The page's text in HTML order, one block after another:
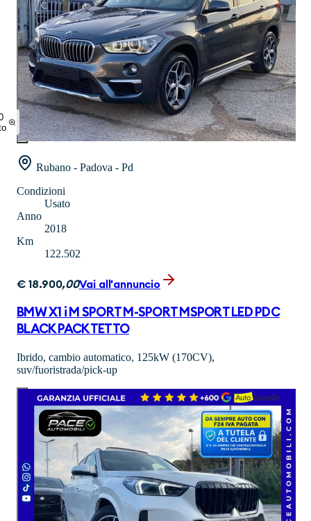
Rubano - Padova - Pd
Condizioni
Usato
Anno
2018
Km
122.502
€18.900,00Vai all'annuncio
BMW X1 i M SPORT M-SPORT MSPORT LED PDC
BLACK PACK TETTO
Ibrido, cambio automatico, 125kW (170CV),
suv/fuoristrada/pick-up